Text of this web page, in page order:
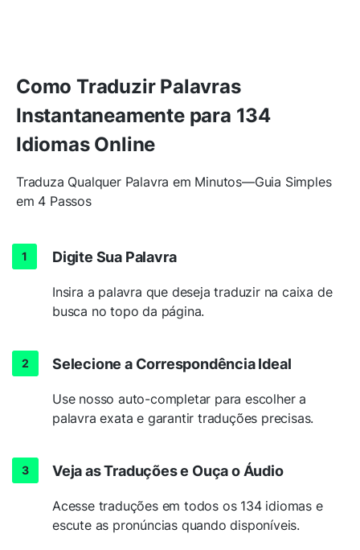
Como Traduzir Palavras
Instantaneamente para 134
Idiomas Online
Traduza Qualquer Palavra em Minutos—Guia Simples
em 4 Passos
Digite Sua Palavra
Insira a palavra que deseja traduzir na caixa de
busca no topo da página.
Selecione a Correspondência Ideal
Use nosso auto-completar para escolher a
palavra exata e garantir traduções precisas.
Veja as Traduções e Ouça o Áudio
Acesse traduções em todos os 134 idiomas e
escute as pronúncias quando disponíveis.